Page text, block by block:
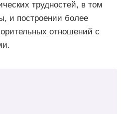
трудностей, в том
и построении более
отношений с